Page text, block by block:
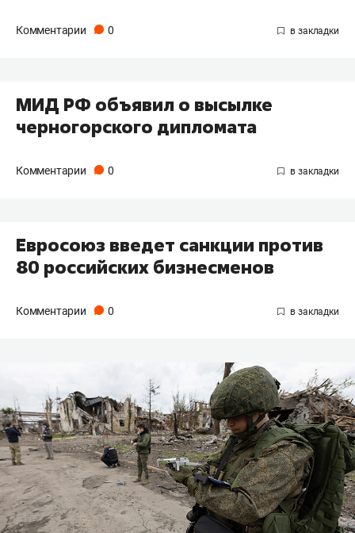
Комментарии 0
МИД РФ объявил о высылке
черногорского дипломата
Комментарии 0
Евросоюз введет санкции против
80 российских бизнесменов
Комментарии 0